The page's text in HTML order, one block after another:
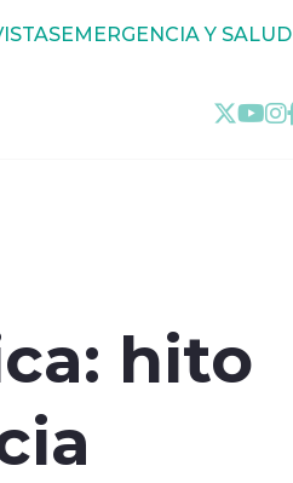
EMERGENCIA Y SALUD
hito